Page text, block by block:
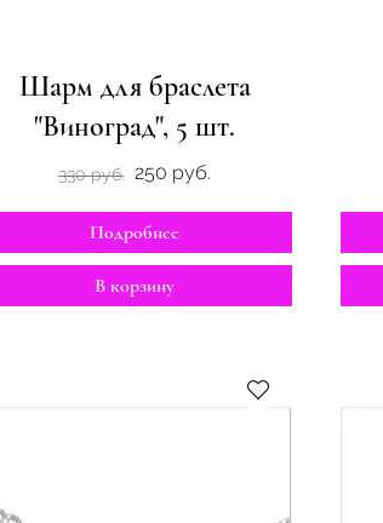
Шарм для браслета
"Виноград", 5 шт.
330 руб. 250 руб.
Подробнее
В корзину